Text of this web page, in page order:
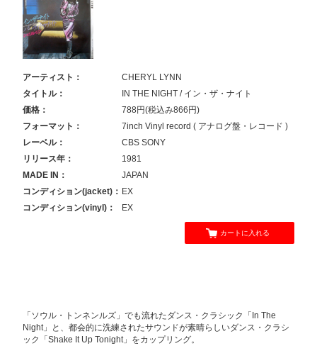
アーティスト：
CHERYL LYNN
タイトル：
IN THE NIGHT / イン・ザ・ナイト
価格：
788円(税込み866円)
フォーマット：
7inch Vinyl record ( アナログ盤・レコード )
レーベル：
CBS SONY
リリース年：
1981
MADE IN：
JAPAN
コンディション(jacket)： EX
コンディション(vinyl)：
EX
カートに入れる
「ソウル・トンネンルズ」でも流れたダンス・クラシック「In The
Night」と、都会的に洗練されたサウンドが素晴らしいダンス・クラシ
ック「Shake It Up Tonight」をカップリング。